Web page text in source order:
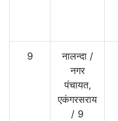
9 नालन्दा/
नगर
पंचायत,
एकंगरसराय
/ 9